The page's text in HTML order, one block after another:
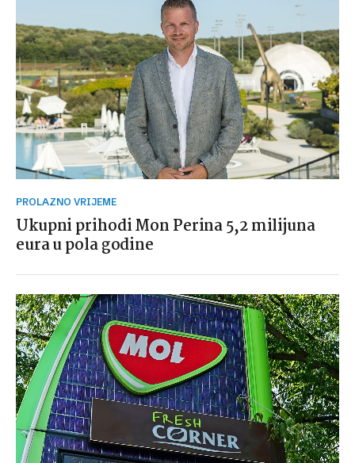
PROLAZNO VRIJEME
Ukupni prihodi Mon Perina 5,2 milijuna
eura u pola godine